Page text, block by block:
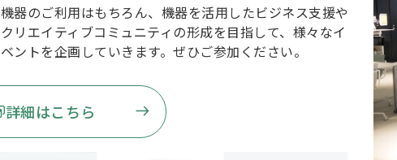
機器のご利用はもちろん、機器を活用したビジネス支援や
クリエイティブコミュニティの形成を目指して、様々なイ
ベントを企画していきます。ぜひご参加ください。
詳細はこちら